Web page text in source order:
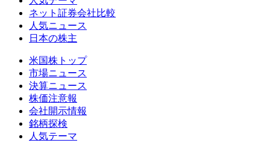
ネット証券会社比較
人気ニュース
日本の株主
米国株トップ
市場ニュース
決算ニュース
株価注意報
会社開示情報
銘柄探検
人気テーマ